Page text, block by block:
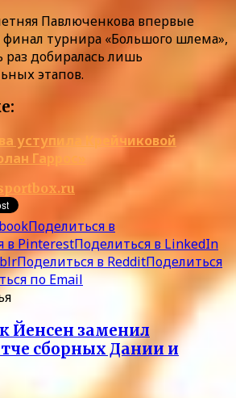
Павлюченкова впервые
турнира «Большого шлема»,
раз добиралась лишь
этапов.
уступила Крейчиковой
Гаррос»
Поделиться в
в PinterestПоделиться в LinkedIn
Поделиться в RedditПоделиться
по Email
Йенсен заменил
сборных Дании и